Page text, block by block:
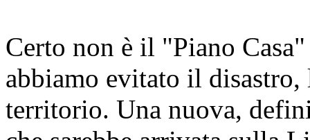
Certo non è il "Piano
abbiamo evitato il
territorio. Una nuova,